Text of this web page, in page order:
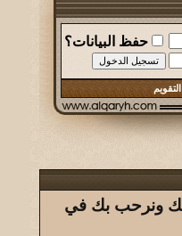
حفظ البيانات؟
التقويم
ونرحب بك في